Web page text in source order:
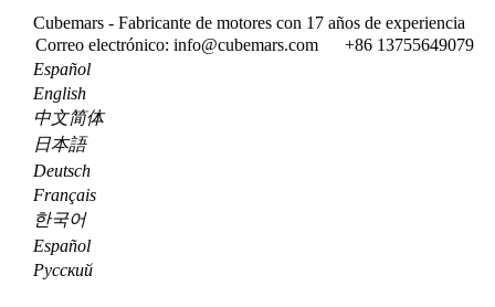
Cubemars - Fabricante de motores con 17 años de experiencia
Correo electrónico: info@cubemars.com
+86 13755649079
Español
English
中文简体
日本語
Deutsch
Français
한국어
Español
Pусский